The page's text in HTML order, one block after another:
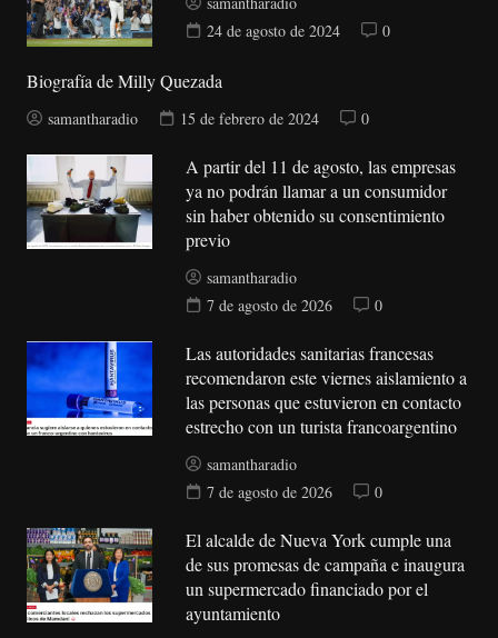
24 de agosto de 2024
0
Biografía de Milly Quezada
samantharadio 15 de febrero de 2024 0
A partir del 11 de agosto, las empresas
ya no podrán llamar a un consumidor
sin haber obtenido su consentimiento
previo
samantharadio
7 de agosto de 2026
0
Las autoridades sanitarias francesas
recomendaron este viernes aislamiento a
las personas que estuvieron en contacto
estrecho con un turista francoargentino
samantharadio
7 de agosto de 2026
0
El alcalde de Nueva York cumple una
de sus promesas de campaña e inaugura
un supermercado financiado por el
ayuntamiento